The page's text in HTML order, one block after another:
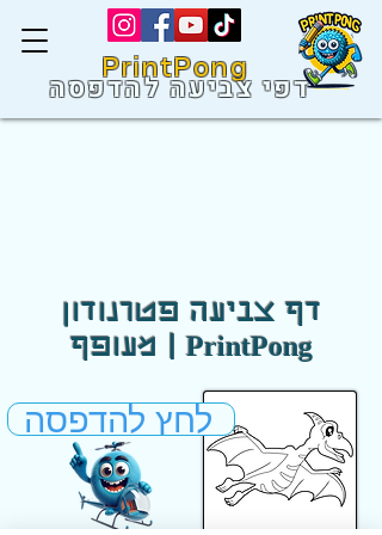
PrintPong
דפי צביעה להדפסה
דף צביעה פטרנודון
מעופף | PrintPong
לחץ להדפסה